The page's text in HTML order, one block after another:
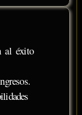
al éxito